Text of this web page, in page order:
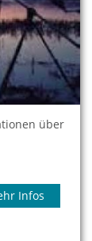
über
Infos